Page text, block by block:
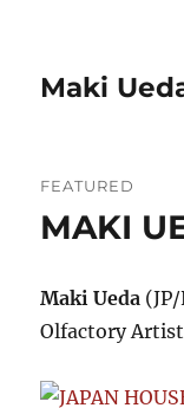
Maki
FEATURED
MAKI
Maki Ueda
Olfactory Artist